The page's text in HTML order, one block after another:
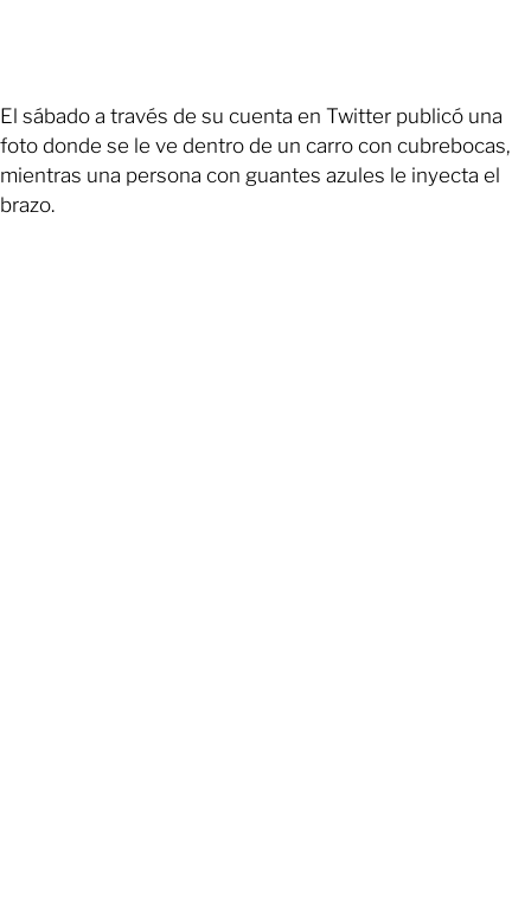
El sábado a través de su cuenta en Twitter publicó una
foto donde se le ve dentro de un carro con cubrebocas,
mientras una persona con guantes azules le inyecta el
brazo.